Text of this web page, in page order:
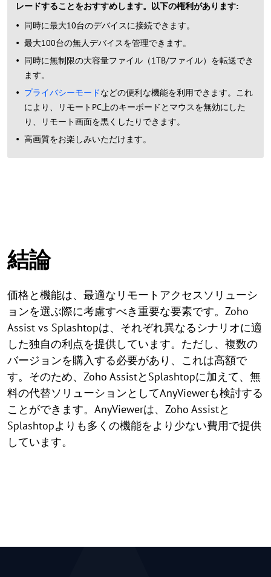
レードすることをおすすめします。以下の権利があります:
同時に最大10台のデバイスに接続できます。
最大100台の無人デバイスを管理できます。
同時に無制限の大容量ファイル（1TB/ファイル）を転送でき
ます。
プライバシーモードなどの便利な機能を利用できます。これ
により、リモートPC上のキーボードとマウスを無効にした
り、リモート画面を黒くしたりできます。
高画質をお楽しみいただけます。
結論
価格と機能は、最適なリモートアクセスソリューシ
ョンを選ぶ際に考慮すべき重要な要素です。Zoho
Assist vs Splashtopは、それぞれ異なるシナリオに適
した独自の利点を提供しています。ただし、複数の
バージョンを購入する必要があり、これは高額で
す。そのため、Zoho AssistとSplashtopに加えて、無
料の代替ソリューションとしてAnyViewerも検討する
ことができます。AnyViewerは、Zoho Assistと
Splashtopよりも多くの機能をより少ない費用で提供
しています。